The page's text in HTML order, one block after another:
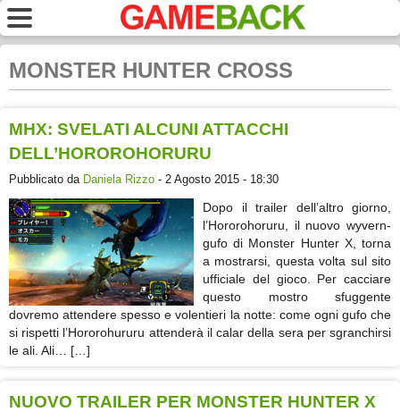
MONSTER HUNTER CROSS
MHX: SVELATI ALCUNI ATTACCHI
DELL’HOROROHORURU
Pubblicato da Daniela Rizzo - 2 Agosto 2015 - 18:30
Dopo il trailer dell’altro giorno,
l’Hororohoruru, il nuovo wyvern-
gufo di Monster Hunter X, torna
a mostrarsi, questa volta sul sito
ufficiale del gioco. Per cacciare
questo mostro sfuggente
dovremo attendere spesso e volentieri la notte: come ogni gufo che
si rispetti l’Hororohururu attenderà il calar della sera per sgranchirsi
le ali. Ali… […]
NUOVO TRAILER PER MONSTER HUNTER X